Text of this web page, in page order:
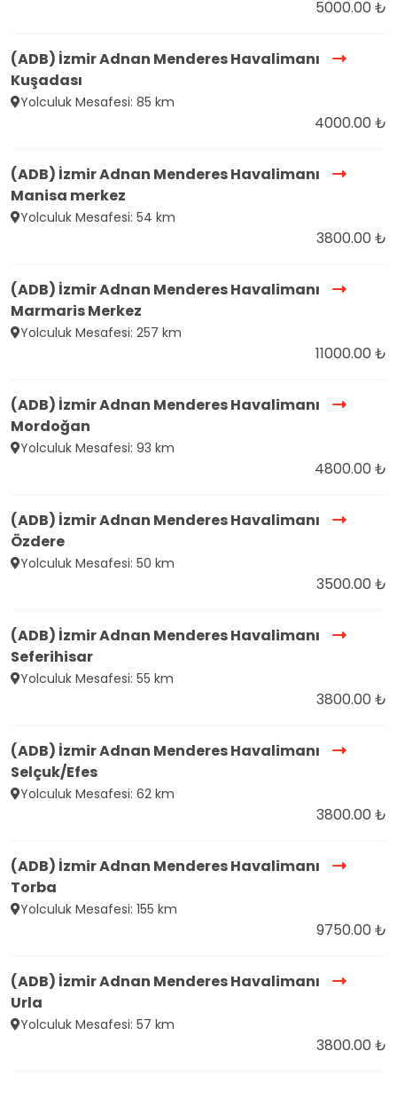
5000.00 ₺
(ADB) İzmir Adnan Menderes Havalimanı
Kuşadası
Yolculuk Mesafesi: 85 km
4000.00 ₺
(ADB) İzmir Adnan Menderes Havalimanı
Manisa merkez
Yolculuk Mesafesi: 54 km
3800.00 ₺
(ADB) İzmir Adnan Menderes Havalimanı
Marmaris Merkez
Yolculuk Mesafesi: 257 km
11000.00 ₺
(ADB) İzmir Adnan Menderes Havalimanı
Mordoğan
Yolculuk Mesafesi: 93 km
4800.00 ₺
(ADB) İzmir Adnan Menderes Havalimanı
Özdere
Yolculuk Mesafesi: 50 km
3500.00 ₺
(ADB) İzmir Adnan Menderes Havalimanı
Seferihisar
Yolculuk Mesafesi: 55 km
3800.00 ₺
(ADB) İzmir Adnan Menderes Havalimanı
Selçuk/Efes
Yolculuk Mesafesi: 62 km
3800.00 ₺
(ADB) İzmir Adnan Menderes Havalimanı
Torba
Yolculuk Mesafesi: 155 km
9750.00 ₺
(ADB) İzmir Adnan Menderes Havalimanı
Urla
Yolculuk Mesafesi: 57 km
3800.00 ₺